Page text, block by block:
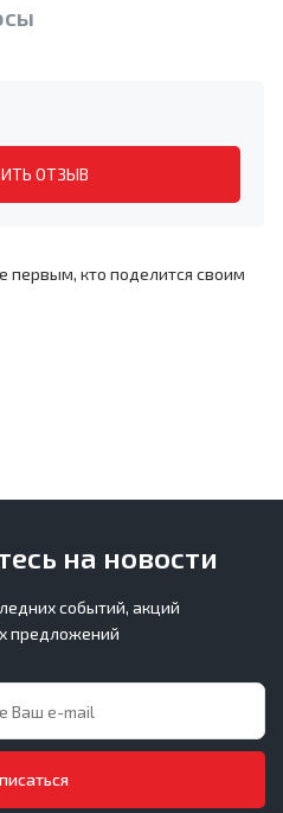
ОТЗЫВ
первым, кто поделится своим
на новости
событий, акций
предложений